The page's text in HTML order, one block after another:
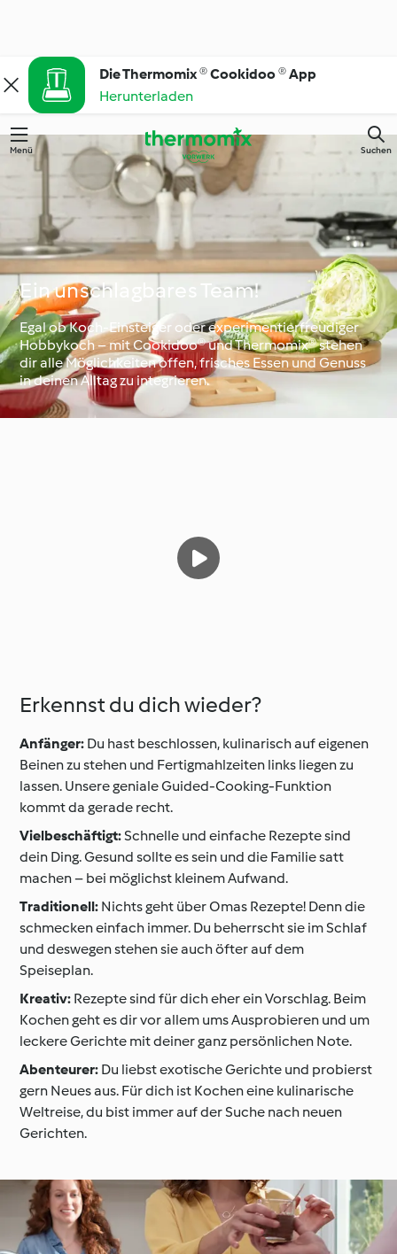
Die Thermomix ® Cookidoo ® App
Herunterladen
Menü Suchen
Ein unschlagbares Team!
Egal ob Koch-Einsteiger oder experimentierfreudiger
Hobbykoch – mit Cookidoo® und Thermomix® stehen
dir alle Möglichkeiten offen, frisches Essen und Genuss
in deinen Alltag zu integrieren.
Erkennst du dich wieder?
Anfänger: Du hast beschlossen, kulinarisch auf eigenen
Beinen zu stehen und Fertigmahlzeiten links liegen zu
lassen. Unsere geniale Guided-Cooking-Funktion
kommt da gerade recht.
Vielbeschäftigt:Schnelle und einfache Rezepte sind
dein Ding. Gesund sollte es sein und die Familie satt
machen – bei möglichst kleinem Aufwand.
Traditionell: Nichts geht über Omas Rezepte! Denn die
schmecken einfach immer. Du beherrscht sie im Schlaf
und deswegen stehen sie auch öfter auf dem
Speiseplan.
Kreativ: Rezepte sind für dich eher ein Vorschlag. Beim
Kochen geht es dir vor allem ums Ausprobieren und um
leckere Gerichte mit deiner ganz persönlichen Note.
Abenteurer: Du liebst exotische Gerichte und probierst
gern Neues aus. Für dich ist Kochen eine kulinarische
Weltreise, du bist immer auf der Suche nach neuen
Gerichten.